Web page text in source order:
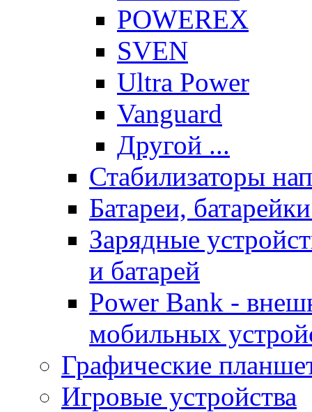
POWEREX
SVEN
Ultra Power
Vanguard
Другой ...
Стабилизаторы
Батареи,
Зарядные
и батарей
Power Bank -
мобильных
Графические
Игровые устройства